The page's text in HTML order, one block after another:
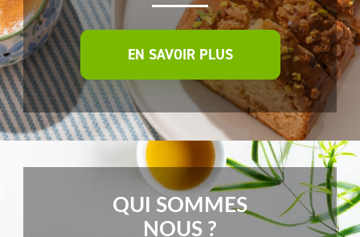
EN SAVOIR PLUS
QUI SOMMES
NOUS ?